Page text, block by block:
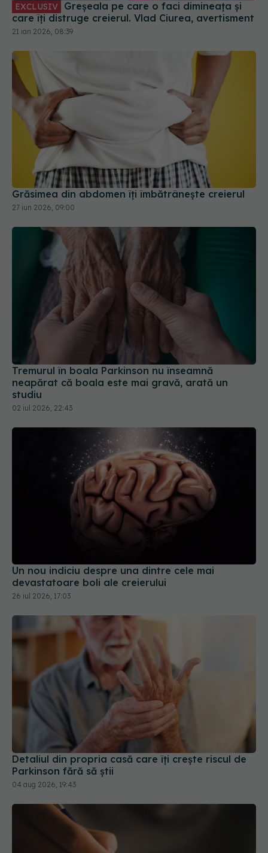
EXCLUSIV
care îți distruge creierul. Vlad Ciurea, avertisment
21 ian 2026, 08:39
Grăsimea din abdomen îți îmbătrânește creierul
27 iun 2026, 09:00
Tremurul în boala Parkinson nu înseamnă
neapărat că boala este mai gravă, arată un
studiu
02 iul 2026, 22:43
Un nou indiciu despre una dintre cele mai
devastatoare boli ale creierului
26 iul 2026, 17:03
Detaliul din propria casă care îți crește riscul de
Parkinson fără să știi
04 aug 2026, 19:43